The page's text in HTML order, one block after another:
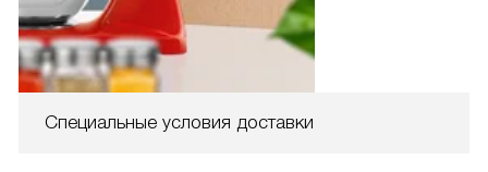
Специальные условия доставки